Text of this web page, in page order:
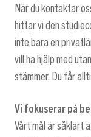
När du kontaktar
hittar vi den
inte bara en
vill ha hjälp med
stämmer. Du får
Vi fokuserar på
Vårt mål är såklart